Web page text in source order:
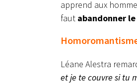
apprend aux
faut abandonner
Léane Alestra
et je te couvre si tu